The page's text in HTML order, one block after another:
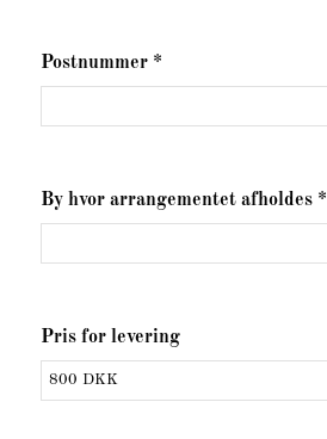
Postnummer *
By hvor arrangementet afholdes *
Pris for levering